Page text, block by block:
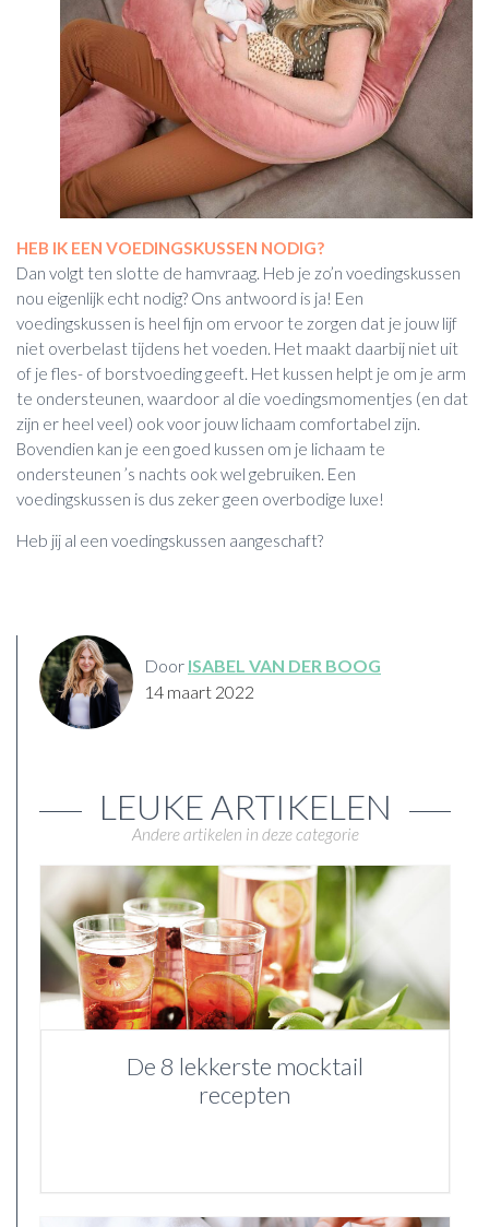
HEB IK EEN VOEDINGSKUSSEN NODIG?
Dan volgt ten slotte de hamvraag. Heb je zo’n voedingskussen
nou eigenlijk echt nodig? Ons antwoord is ja! Een
voedingskussen is heel fijn om ervoor te zorgen dat je jouw lijf
niet overbelast tijdens het voeden. Het maakt daarbij niet uit
of je fles- of borstvoeding geeft. Het kussen helpt je om je arm
te ondersteunen, waardoor al die voedingsmomentjes (en dat
zijn er heel veel) ook voor jouw lichaam comfortabel zijn.
Bovendien kan je een goed kussen om je lichaam te
ondersteunen ’s nachts ook wel gebruiken. Een
voedingskussen is dus zeker geen overbodige luxe!
Heb jij al een voedingskussen aangeschaft?
Door ISABEL VAN DER BOOG
14 maart 2022
LEUKE ARTIKELEN
Andere artikelen in deze categorie
De 8 lekkerste mocktail
recepten